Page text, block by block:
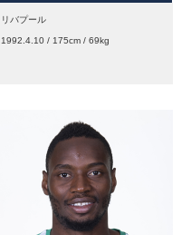
リバプール
1992.4.10 / 175cm / 69kg